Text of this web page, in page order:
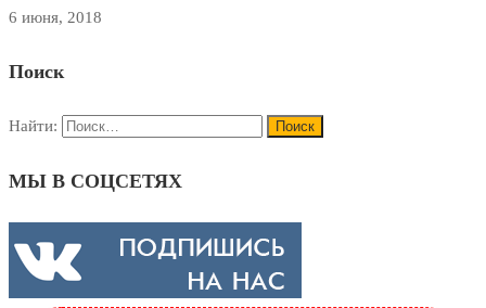
6 июня, 2018
Поиск
Найти:
МЫ В СОЦСЕТЯХ